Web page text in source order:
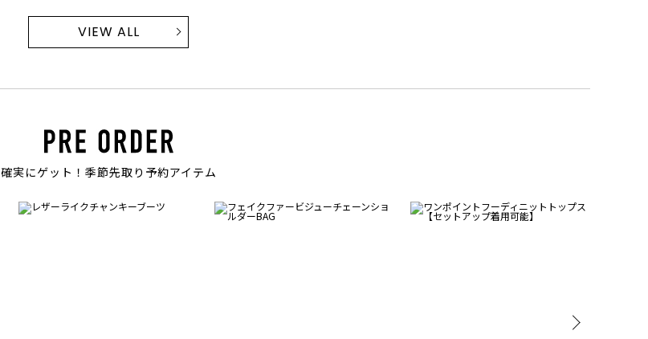
VIEW ALL
確実にゲット！季節先取り予約アイテム